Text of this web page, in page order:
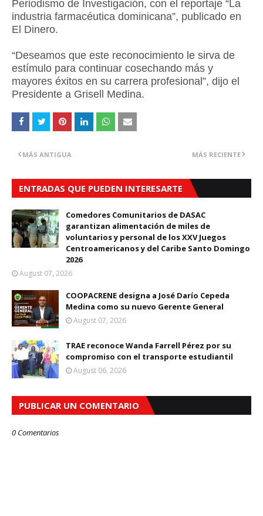
Periodismo de Investigación, con el reportaje “La
industria farmacéutica dominicana”, publicado en
El Dinero.
“Deseamos que este reconocimiento le sirva de
estímulo para continuar cosechando más y
mayores éxitos en su carrera profesional”, dijo el
Presidente a Grisell Medina.
MÁS RECIENTE
MÁS ANTIGUA
ENTRADAS QUE PUEDEN INTERESARTE
Comedores Comunitarios de DASAC
garantizan alimentación de miles de
voluntarios y personal de los XXV Juegos
Centroamericanos y del Caribe Santo Domingo
2026
August 07, 2026
COOPACRENE designa a José Darío Cepeda
Medina como su nuevo Gerente General
August 07, 2026
TRAE reconoce Wanda Farrell Pérez por su
compromiso con el transporte estudiantil
August 06, 2026
PUBLICAR UN COMENTARIO
0 Comentarios